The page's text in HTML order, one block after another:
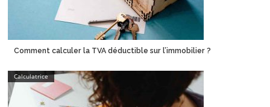
Comment calculer la TVA déductible sur l’immobilier ?
Calculatrice